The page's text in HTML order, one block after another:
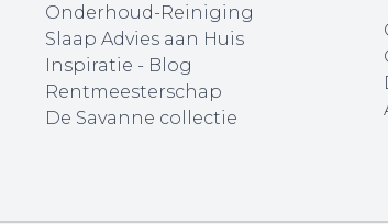
Onderhoud-Reiniging
Slaap Advies aan Huis
Inspiratie - Blog
Rentmeesterschap
De Savanne collectie